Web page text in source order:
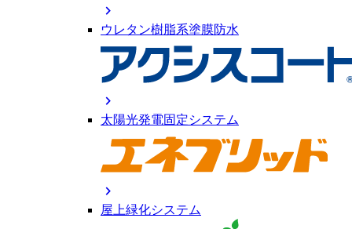
chevron_right
ウレタン樹脂系塗膜防水
chevron_right
太陽光発電固定システム
chevron_right
屋上緑化システム